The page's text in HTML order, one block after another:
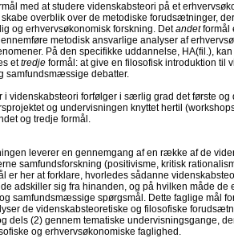
med at studere videnskabsteori på et
skabe overblik over de metodiske forudsætninger,
og erhvervsøkonomisk forskning. Detandetformål
metodisk ansvarlige analyser af
På den specifikke uddannelse, HA(fil.),
ettredje formål: at give en filosofisk introduktion til
samfundsmæssige debatter.
i videnskabsteori forfølger i særlig grad det første og
og undervisningen knyttet hertil
og tredje formål.
leverer en gennemgang af en række af de
samfundsforskning (positivisme, kritisk
er her at forklare, hvorledes sådanne
adskiller sig fra hinanden, og på hvilken måde de
samfundsmæssige spørgsmål. Dette faglige mål
de videnskabsteoretiske og filosofiske
dels (2) gennem tematiske undervisningsgange,
og erhvervsøkonomiske faglighed.